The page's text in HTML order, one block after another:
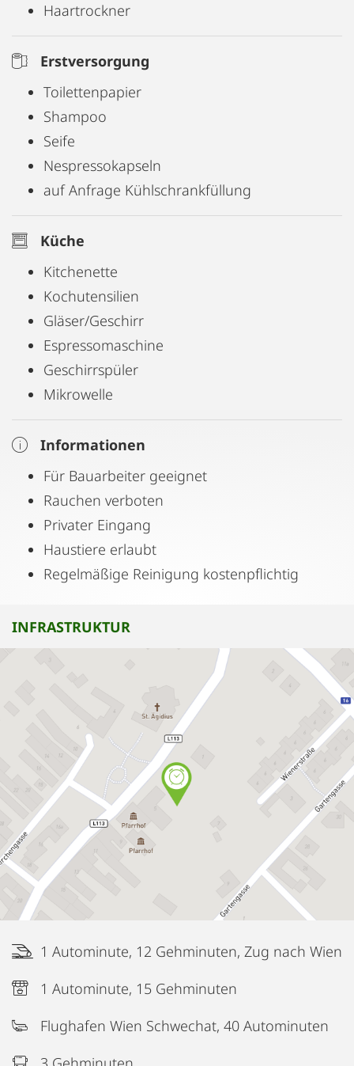
Haartrockner
Erstversorgung
Toilettenpapier
Shampoo
Seife
Nespressokapseln
auf Anfrage Kühlschrankfüllung
Küche
Kitchenette
Kochutensilien
Gläser/Geschirr
Espressomaschine
Geschirrspüler
Mikrowelle
Informationen
Für Bauarbeiter geeignet
Rauchen verboten
Privater Eingang
Haustiere erlaubt
Regelmäßige Reinigung kostenpflichtig
INFRASTRUKTUR
1 Autominute, 12 Gehminuten, Zug nach Wien
1 Autominute, 15 Gehminuten
Flughafen Wien Schwechat, 40 Autominuten